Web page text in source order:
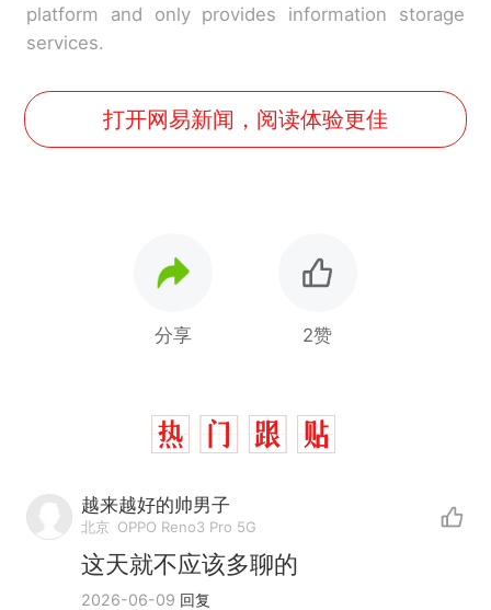
platform and only provides information storage
services.
打开网易新闻，阅读体验更佳
分享 2赞
越来越好的帅男子
北京 OPPO Reno3 Pro 5G
这天就不应该多聊的
2026-06-09 回复